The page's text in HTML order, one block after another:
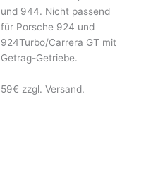
und 944. Nicht passend
für Porsche 924 und
924Turbo/Carrera GT mit
Getrag-Getriebe.
59€ zzgl. Versand.